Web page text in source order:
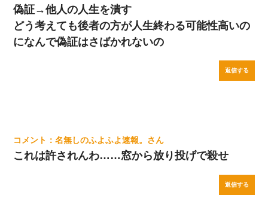
偽証→他人の人生を潰す
どう考えても後者の方が人生終わる可能性高いの
になんで偽証はさばかれないの
返信する
名無しのふよふよ速報。
これは許されんわ……窓から放り投げで殺せ
返信する